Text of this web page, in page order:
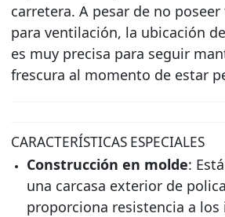
carretera. A pesar de no
para ventilación, la ubicación
es muy precisa para seguir
frescura al momento de estar
CARACTERÍSTICAS ESPECIALES
Construcción en molde:
una carcasa exterior de
proporciona resistencia a los